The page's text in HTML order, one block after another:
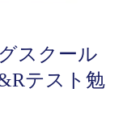
スクール
テスト勉